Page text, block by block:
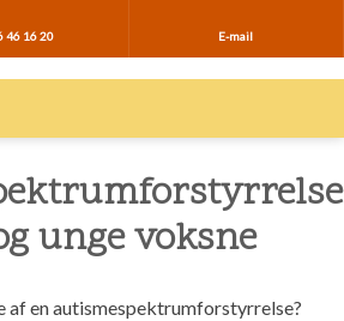
46 16 20 E-mail
unge voksne
af en autismespektrumforstyrrelse?